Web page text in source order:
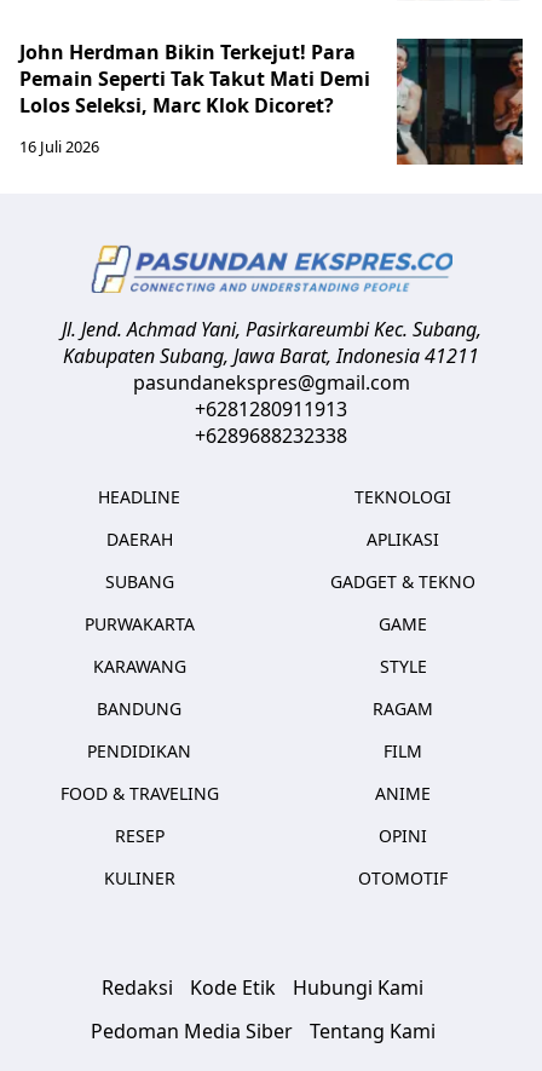
John Herdman Bikin Terkejut! Para
Pemain Seperti Tak Takut Mati Demi
Lolos Seleksi, Marc Klok Dicoret?
16 Juli 2026
Jl. Jend. Achmad Yani, Pasirkareumbi Kec. Subang,
Kabupaten Subang, Jawa Barat,Indonesia41211
pasundanekspres@gmail.com
+6281280911913
+6289688232338
HEADLINE
DAERAH
SUBANG
PURWAKARTA
KARAWANG
BANDUNG
PENDIDIKAN
FOOD & TRAVELING
RESEP
KULINER
TEKNOLOGI
APLIKASI
GADGET & TEKNO
GAME
STYLE
RAGAM
FILM
ANIME
OPINI
OTOMOTIF
Redaksi Kode Etik
Hubungi Kami
Pedoman Media Siber
Tentang Kami